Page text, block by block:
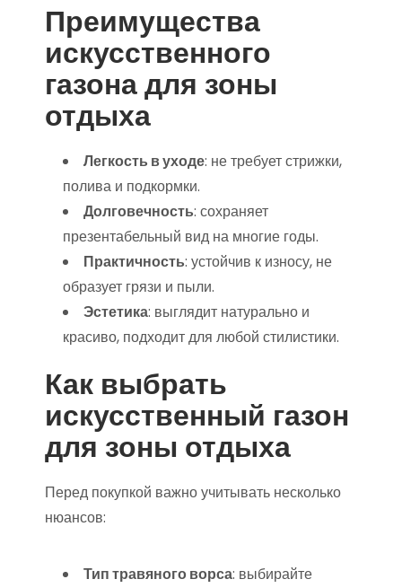
Преимущества
искусственного
газона для зоны
отдыха
Легкость в уходе: не требует стрижки,
полива и подкормки.
Долговечность: сохраняет
презентабельный вид на многие годы.
Практичность: устойчив к износу, не
образует грязи и пыли.
Эстетика: выглядит натурально и
красиво, подходит для любой стилистики.
Как выбрать
искусственный газон
для зоны отдыха
Перед покупкой важно учитывать несколько
нюансов:
Тип травяного ворса: выбирайте